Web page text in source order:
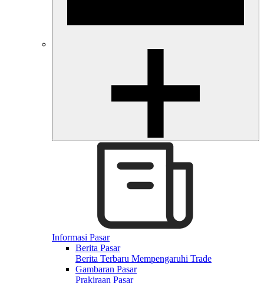
Informasi Pasar
Berita Pasar
Berita Terbaru Mempengaruhi Trade
Gambaran Pasar
Prakiraan Pasar